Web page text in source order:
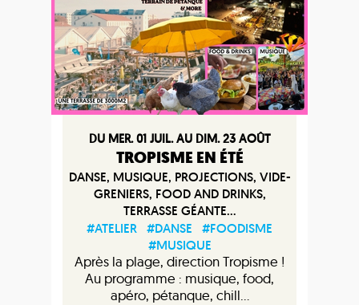
DU MER. 01 JUIL. AU DIM. 23 AOÛT
TROPISME EN ÉTÉ
DANSE, MUSIQUE, PROJECTIONS, VIDE-
GRENIERS, FOOD AND DRINKS,
TERRASSE GÉANTE...
#ATELIER #DANSE
#FOODISME
#MUSIQUE
Après la plage, direction Tropisme !
Au programme : musique, food,
apéro, pétanque, chill...